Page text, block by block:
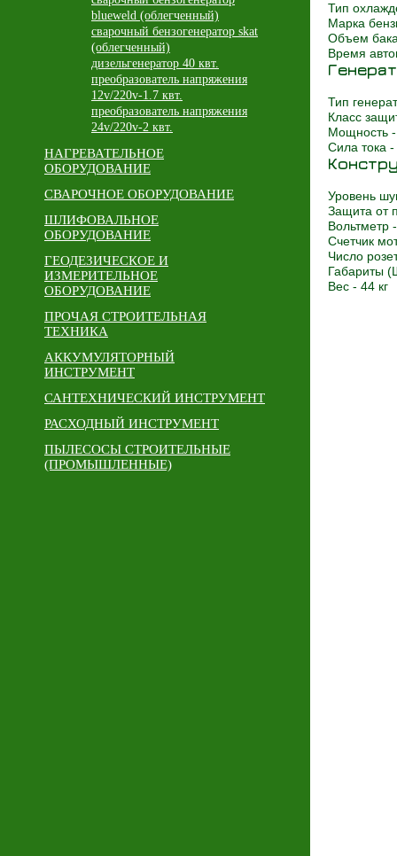
blueweld (облегченный)
сварочный бензогенератор skat
(облегченный)
дизельгенератор 40 квт.
преобразователь напряжения
12v/220v-1.7 квт.
преобразователь напряжения
24v/220v-2 квт.
НАГРЕВАТЕЛЬНОЕ
ОБОРУДОВАНИЕ
СВАРОЧНОЕ ОБОРУДОВАНИЕ
ШЛИФОВАЛЬНОЕ
ОБОРУДОВАНИЕ
ГЕОДЕЗИЧЕСКОЕ И
ИЗМЕРИТЕЛЬНОЕ
ОБОРУДОВАНИЕ
ПРОЧАЯ СТРОИТЕЛЬНАЯ
ТЕХНИКА
АККУМУЛЯТОРНЫЙ
ИНСТРУМЕНТ
САНТЕХНИЧЕСКИЙ ИНСТРУМЕНТ
РАСХОДНЫЙ ИНСТРУМЕНТ
ПЫЛЕСОСЫ СТРОИТЕЛЬНЫЕ
(ПРОМЫШЛЕННЫЕ)
Тип
Марка
Объем
Время
Тип
Класс
Мощность
Сила тока -
Уровень
Защита от
Вольтметр
Счетчик
Число
Габариты
Вес - 44 кг